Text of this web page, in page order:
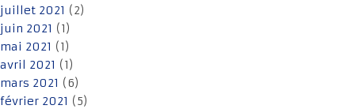
juillet 2021 (2)
juin 2021 (1)
mai 2021 (1)
avril 2021 (1)
mars 2021 (6)
février 2021 (5)